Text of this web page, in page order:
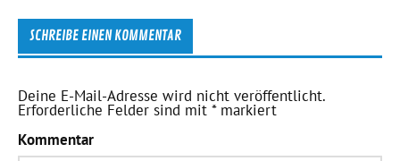
SCHREIBE EINEN KOMMENTAR
Deine E-Mail-Adresse wird nicht veröffentlicht.
Erforderliche Felder sind mit*markiert
Kommentar